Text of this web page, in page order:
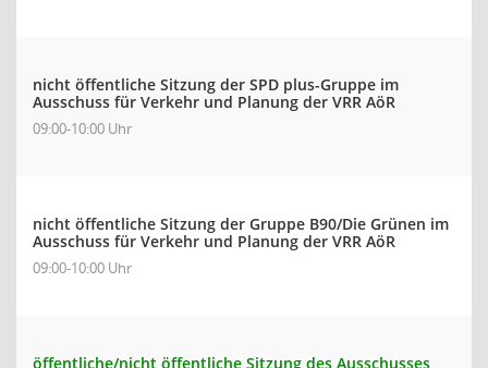
nicht öffentliche Sitzung der SPD plus-Gruppe im
Ausschuss für Verkehr und Planung der VRR AöR
09:00-10:00 Uhr
nicht öffentliche Sitzung der Gruppe B90/Die Grünen im
Ausschuss für Verkehr und Planung der VRR AöR
09:00-10:00 Uhr
öffentliche/nicht öffentliche Sitzung des Ausschusses